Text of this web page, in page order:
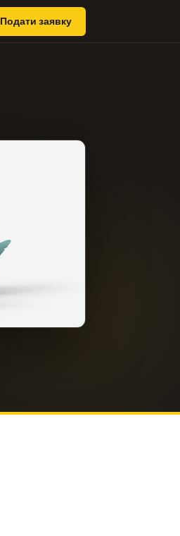
Подати заявку